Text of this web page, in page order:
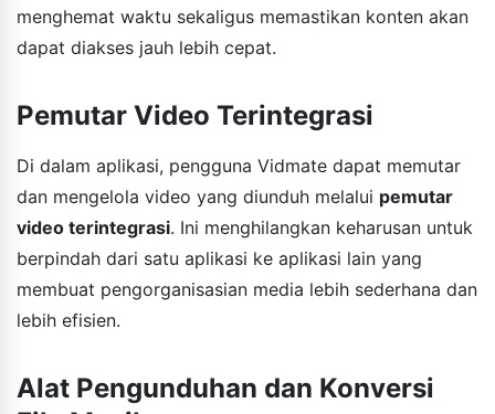
menghemat waktu sekaligus memastikan konten akan
dapat diakses jauh lebih cepat.
Pemutar Video Terintegrasi
Di dalam aplikasi, pengguna Vidmate dapat memutar
dan mengelola video yang diunduh melalui pemutar
video terintegrasi. Ini menghilangkan keharusan untuk
berpindah dari satu aplikasi ke aplikasi lain yang
membuat pengorganisasian media lebih sederhana dan
lebih efisien.
Alat Pengunduhan dan Konversi